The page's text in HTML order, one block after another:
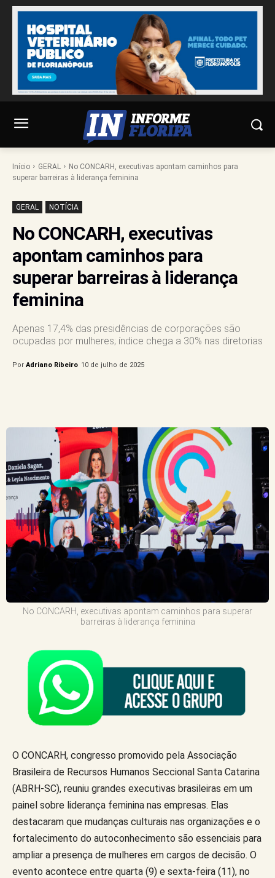
Início GERAL
No CONCARH, executivas apontam caminhos para
superar barreiras à liderança feminina
GERAL NOTÍCIA
No CONCARH, executivas
apontam caminhos para
superar barreiras à liderança
feminina
Apenas 17,4% das presidências de corporações são
ocupadas por mulheres; índice chega a 30% nas diretorias
Por Adriano Ribeiro 10 de julho de 2025
No CONCARH, executivas apontam caminhos para superar
barreiras à liderança feminina
O CONCARH, congresso promovido pela Associação
Brasileira de Recursos Humanos Seccional Santa Catarina
(ABRH-SC), reuniu grandes executivas brasileiras em um
painel sobre liderança feminina nas empresas. Elas
destacaram que mudanças culturais nas organizações e o
fortalecimento do autoconhecimento são essenciais para
ampliar a presença de mulheres em cargos de decisão. O
evento acontece entre quarta (9) e sexta-feira (11), no